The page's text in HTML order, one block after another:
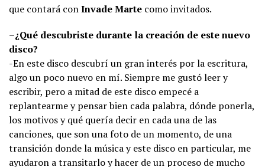
que contará conInvade Marte como invitados.
–¿Qué descubriste durante la creación de este nuevo
disco?
-En este disco descubrí un gran interés por la escritura,
algo un poco nuevo en mí. Siempre me gustó leer y
escribir, pero a mitad de este disco empecé a
replantearme y pensar bien cada palabra, dónde ponerla,
los motivos y qué quería decir en cada una de las
canciones, que son una foto de un momento, de una
transición donde la música y este disco en particular, me
ayudaron a transitarlo y hacer de un proceso de mucho